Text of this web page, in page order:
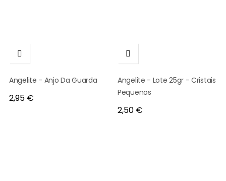

Angelite - Anjo Da Guarda
Preço
2,95 €

Angelite - Lote 25gr - Cristais
Pequenos
Preço
2,50 €